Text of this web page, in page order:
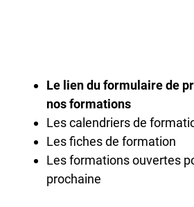
Le lien du formulaire de
nos formations
Les calendriers de
Les fiches de formation
Les formations ouvertes
prochaine